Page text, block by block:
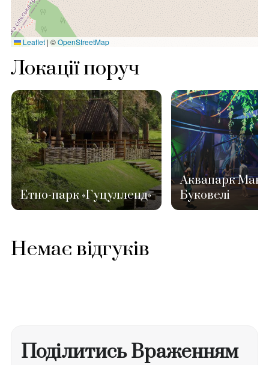
Leaflet | ©OpenStreetMap
Локації поруч
Етно-парк «Гуцулленд»
Аквапарк
Буковелі
Немає відгуків
Поділитись Враженням